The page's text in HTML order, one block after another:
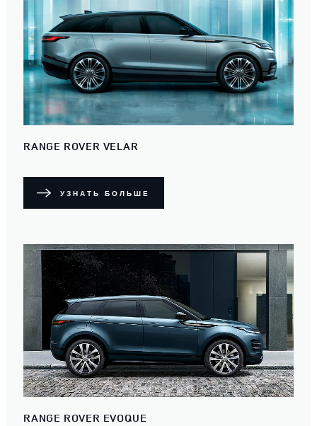
RANGE ROVER VELAR
УЗНАТЬ БОЛЬШЕ
RANGE ROVER EVOQUE